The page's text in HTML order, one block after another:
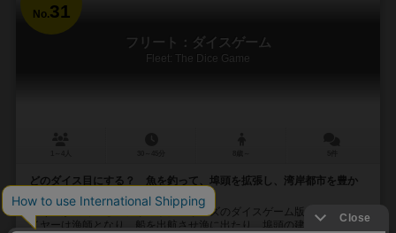
No.31
フリート：ダイスゲーム
Fleet: The Dice Game
どのダイス目にする？ 魚を釣って、埠頭を拡張し、湾岸都市を豊か
にする、港町運営ダイスゲーム
いくつか出ている「フリート」シリーズのダイスゲーム版です。 プレ
イヤーは漁師となり、船を出航させ漁に出たり、埠頭の建物を発展さ